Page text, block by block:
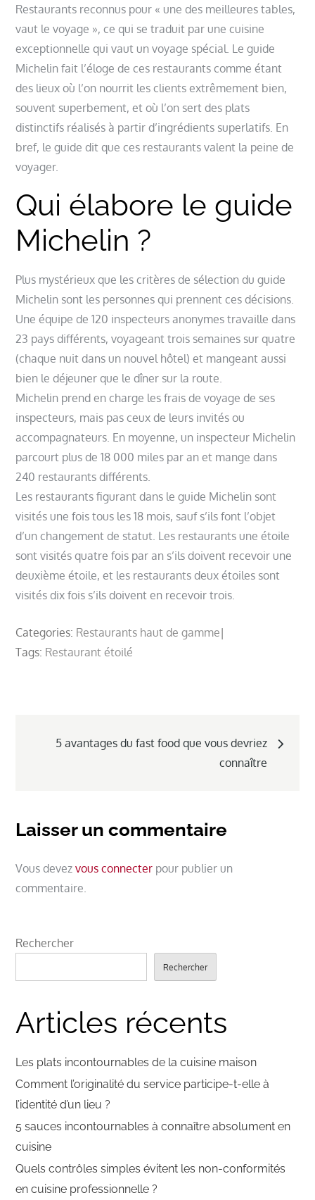
Restaurants reconnus pour « une des meilleures tables,
vaut le voyage », ce qui se traduit par une cuisine
exceptionnelle qui vaut un voyage spécial. Le guide
Michelin fait l’éloge de ces restaurants comme étant
des lieux où l’on nourrit les clients extrêmement bien,
souvent superbement, et où l’on sert des plats
distinctifs réalisés à partir d’ingrédients superlatifs. En
bref, le guide dit que ces restaurants valent la peine de
voyager.
Qui élabore le guide
Michelin ?
Plus mystérieux que les critères de sélection du guide
Michelin sont les personnes qui prennent ces décisions.
Une équipe de 120 inspecteurs anonymes travaille dans
23 pays différents, voyageant trois semaines sur quatre
(chaque nuit dans un nouvel hôtel) et mangeant aussi
bien le déjeuner que le dîner sur la route.
Michelin prend en charge les frais de voyage de ses
inspecteurs, mais pas ceux de leurs invités ou
accompagnateurs. En moyenne, un inspecteur Michelin
parcourt plus de 18 000 miles par an et mange dans
240 restaurants différents.
Les restaurants figurant dans le guide Michelin sont
visités une fois tous les 18 mois, sauf s’ils font l’objet
d’un changement de statut. Les restaurants une étoile
sont visités quatre fois par an s’ils doivent recevoir une
deuxième étoile, et les restaurants deux étoiles sont
visités dix fois s’ils doivent en recevoir trois.
Categories: Restaurants haut de gamme
Tags: Restaurant étoilé
Navigation
5 avantages du fast food que vous devriez
connaître
Laisser un commentaire
Vous devezvous connecter pour publier un
commentaire.
Rechercher
Rechercher
Articles récents
Les plats incontournables de la cuisine maison
Comment l’originalité du service participe-t-elle à
l’identité d’un lieu ?
5 sauces incontournables à connaître absolument en
cuisine
Quels contrôles simples évitent les non-conformités
en cuisine professionnelle ?